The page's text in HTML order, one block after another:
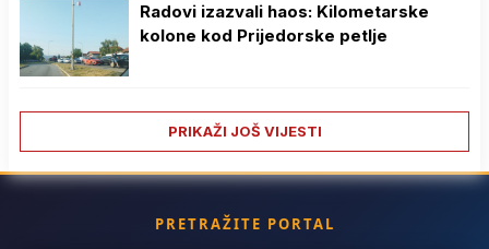
Radovi izazvali haos: Kilometarske
kolone kod Prijedorske petlje
PRIKAŽI JOŠ VIJESTI
PRETRAŽITE PORTAL